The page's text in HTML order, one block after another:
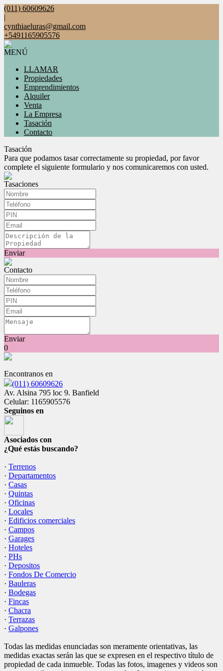
(011) 60609626
|
cynthiaeluras@gmail.com
+5491165905576
MENÚ
LLAMAR
Propiedades
Emprendimientos
Alquiler
Venta
La Empresa
Tasación
Contacto
Tasación
Para que podamos tasar correctamente su propiedad, por favor
complete el siguiente formulario y nos comunicaremos con usted.
Tasaciones
Enviar
Contacto
Enviar
0
Encontranos en
(011) 60609626
Av. Alsina 795 loc 9. Banfield
Celular: 1165905576
Seguinos en
Asociados con
¿Qué estás buscando?
· Terrenos
· Departamentos
· Casas
· Quintas
· Oficinas
· Locales
· Edificios comerciales
· Campos
· Garages
· Hoteles
· PHs
· Depositos
· Fondos De Comercio
· Bauleras
· Bodegas
· Fincas
· Chacra
· Terrazas
· Galpones
Todas las medidas enunciadas son meramente orientativas, las
medidas exactas serán las que se expresen en el respectivo título de
propiedad de cada inmueble. Todas las fotos, imagenes y videos son